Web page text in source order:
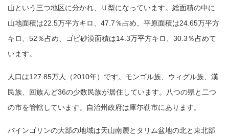
山という三つ地区に分かれ、Ｕ型になっています。総面積の中に
山地面積は22.5万平方キロ、47.7％占め、平原面積は24.65万平方
キロ、52％占め、ゴビ砂漠面積は14.3万平方キロ、30.3％占めて
います。
人口は127.85万人（2010年）です。モンゴル族、ウィグル族、漢
民族、回族んど36の少数民族が居住しています。八つの県と二つ
の市を管轄しています。自治州政府は庫尓勒市にあります。
バインゴリンの大部の地域は天山南麓とタリム盆地の北と東北部